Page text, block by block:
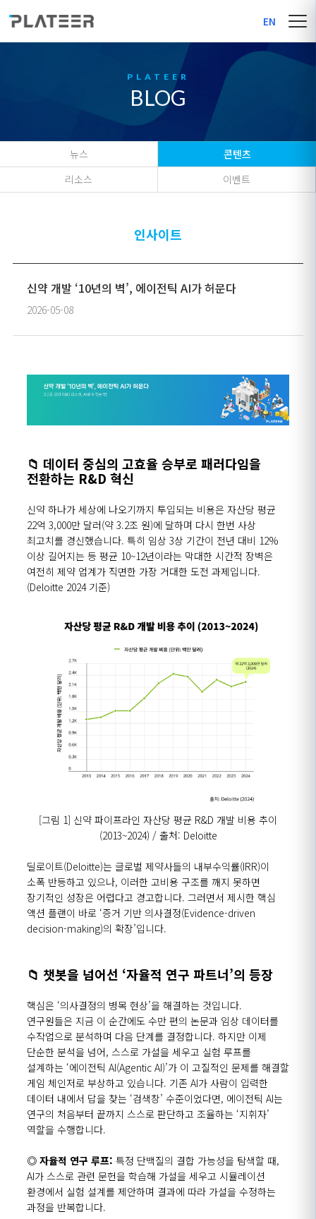
EN
BLOG
뉴스
콘텐츠
리소스
이벤트
인사이트
신약 개발 ‘10년의 벽’, 에이전틱 AI가 허문다
2026-05-08
📁 데이터 중심의 고효율 승부로 패러다임을
전환하는 R&D 혁신
신약 하나가 세상에 나오기까지 투입되는 비용은 자산당 평균
22억 3,000만 달러(약 3.2조 원)에 달하며 다시 한번 사상
최고치를 경신했습니다. 특히 임상 3상 기간이 전년 대비 12%
이상 길어지는 등 평균 10~12년이라는 막대한 시간적 장벽은
여전히 제약 업계가 직면한 가장 거대한 도전 과제입니다.
(Deloitte 2024 기준)
[그림 1] 신약 파이프라인 자산당 평균 R&D 개발 비용 추이
(2013~2024) / 출처: Deloitte
딜로이트(Deloitte)는 글로벌 제약사들의 내부수익률(IRR)이
소폭 반등하고 있으나, 이러한 고비용 구조를 깨지 못하면
장기적인 성장은 어렵다고 경고합니다. 그러면서 제시한 핵심
액션 플랜이 바로 ‘증거 기반 의사결정(Evidence-driven
decision-making)의 확장’입니다.
📁 챗봇을 넘어선 ‘자율적 연구 파트너’의 등장
핵심은 ‘의사결정의 병목 현상’을 해결하는 것입니다.
연구원들은 지금 이 순간에도 수만 편의 논문과 임상 데이터를
수작업으로 분석하며 다음 단계를 결정합니다. 하지만 이제
단순한 분석을 넘어, 스스로 가설을 세우고 실험 루프를
설계하는 ‘에이전틱 AI(Agentic AI)’가 이 고질적인 문제를 해결할
게임 체인저로 부상하고 있습니다. 기존 AI가 사람이 입력한
데이터 내에서 답을 찾는 ‘검색창’ 수준이었다면, 에이전틱 AI는
연구의 처음부터 끝까지 스스로 판단하고 조율하는 ‘지휘자’
역할을 수행합니다.
◎ 자율적 연구 루프: 특정 단백질의 결합 가능성을 탐색할 때,
AI가 스스로 관련 문헌을 학습해 가설을 세우고 시뮬레이션
환경에서 실험 설계를 제안하며 결과에 따라 가설을 수정하는
과정을 반복합니다.